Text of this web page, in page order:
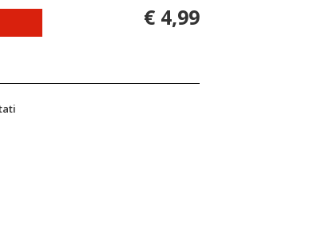
€ 4,99